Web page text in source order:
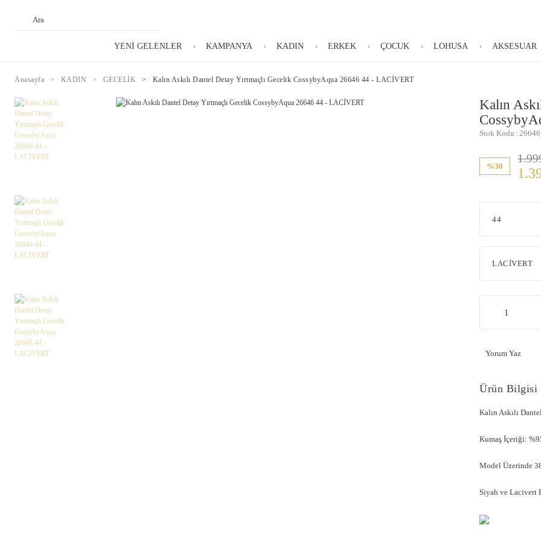
YENİ GELENLER KAMPANYA KADIN ERKEK ÇOCUK LOHUSA AKSESUAR
Anasayfa KADIN GECELİK Kalın Askılı Dantel Detay Yırtmaçlı Gecelik CossybyAqua 26646 44 - LACİVERT
Kalın
Stok Kodu
%30
Yorum Yaz
Ürün Bilgisi
Kalın Askılı
Kumaş İçeriği:
Model Üzerinde
Siyah ve Lacivert